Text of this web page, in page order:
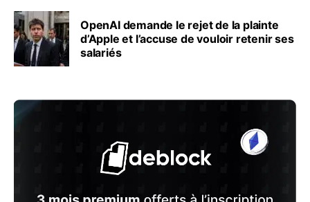
OpenAI demande le rejet de la plainte
d’Apple et l’accuse de vouloir retenir ses
salariés